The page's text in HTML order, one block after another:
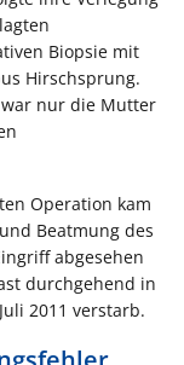
Biopsie mit
Hirschsprung.
nur die Mutter
Operation kam
Beatmung des
abgesehen
durchgehend in
2011 verstarb.